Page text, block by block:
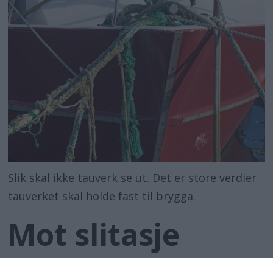
Arkiv
Video
Logg inn
Slik skal ikke tauverk se ut. Det er store verdier
tauverket skal holde fast til brygga.
Mot slitasje